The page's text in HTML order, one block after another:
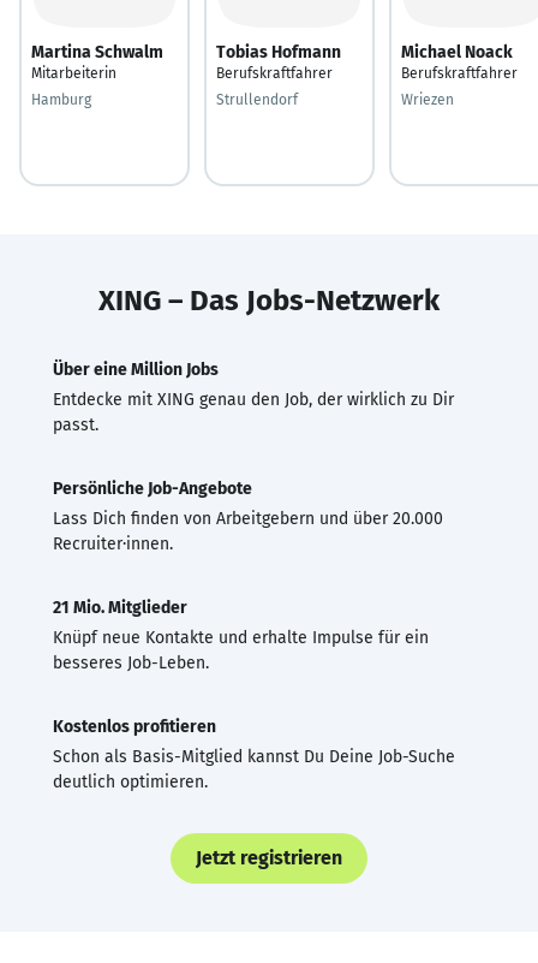
Martina Schwalm
Mitarbeiterin
Hamburg
Tobias Hofmann
Berufskraftfahrer
Strullendorf
Michael Noack
Berufskraftfahrer
Wriezen
XING – Das Jobs-Netzwerk
Über eine Million Jobs
Entdecke mit XING genau den Job, der wirklich zu Dir
passt.
Persönliche Job-Angebote
Lass Dich finden von Arbeitgebern und über 20.000
Recruiter·innen.
21 Mio. Mitglieder
Knüpf neue Kontakte und erhalte Impulse für ein
besseres Job-Leben.
Kostenlos profitieren
Schon als Basis-Mitglied kannst Du Deine Job-Suche
deutlich optimieren.
Jetzt registrieren